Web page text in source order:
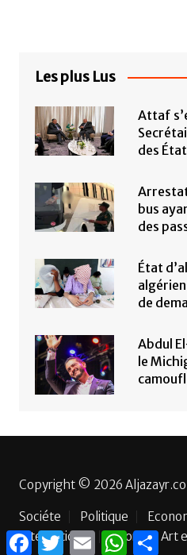
Les plus Lus
Attaf
des
bus
des
État
de
Abdul
le
Copyright © 2026
Sociéte Politique
International
Sport Art
F
T
w
E
m
W
h
P